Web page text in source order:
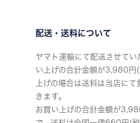
配送・送料について
ヤマト運輸にて配送させてい
い上げの合計金額が3,980円
上げの場合は送料は当店に
きます。
お買い上げの合計金額が